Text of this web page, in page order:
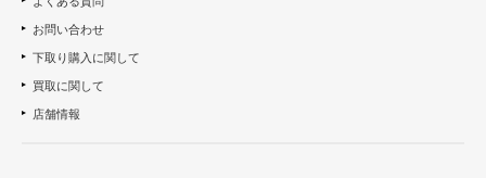
お問い合わせ
下取り購入に関して
買取に関して
店舗情報